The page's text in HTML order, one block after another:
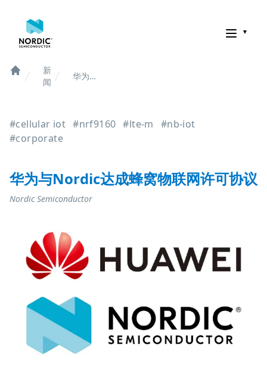
诺迪克半导体
Home
新
闻
华为与
网许可
#cellular iot #nrf9160 #lte-m
#nb-iot
#corporate
华为与Nordic达成蜂窝物联网许可协议
Nordic Semiconductor